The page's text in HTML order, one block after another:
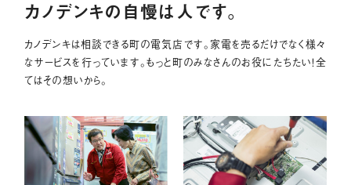
カノデンキの自慢は人です。
カノデンキは相談できる町の電気店です。家電を売るだけでなく様々
なサービスを行っています。もっと町のみなさんのお役にたちたい！全
てはその想いから。